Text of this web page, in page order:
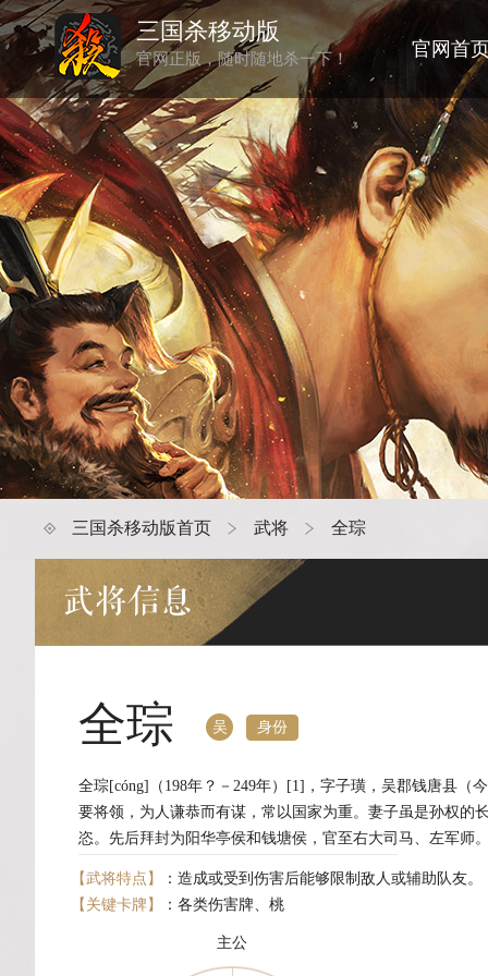
三国杀移动版
官网正版，随时随地杀一下！ 官网首
三国杀移动版首页 武将 全琮
武将信息
全琮 吴 身份
全琮[cóng]（198年？－249年）[1]，字子璜，吴郡钱唐县（
要将领，为人谦恭而有谋，常以国家为重。妻子虽是孙权的
恣。先后拜封为阳华亭侯和钱塘侯，官至右大司马、左军师
【武将特点】
：造成或受到伤害后能够限制敌人或辅助队友。
【关键卡牌】
：各类伤害牌、桃